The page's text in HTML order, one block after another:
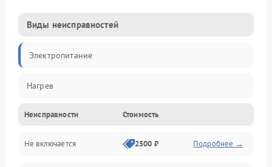
Виды неисправностей
Электропитание
Нагрев
Неисправности Стоимость
Не включается 2500 ₽ Подробнее →